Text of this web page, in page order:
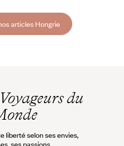
articles Hongrie
Voyageurs du
liberté selon ses envies,
ses passions